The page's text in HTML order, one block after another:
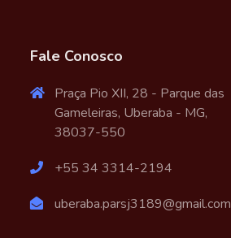
Fale Conosco
Praça Pio XII, 28 - Parque das
Gameleiras, Uberaba - MG,
38037-550
+55 34 3314-2194
uberaba.parsj3189@gmail.com